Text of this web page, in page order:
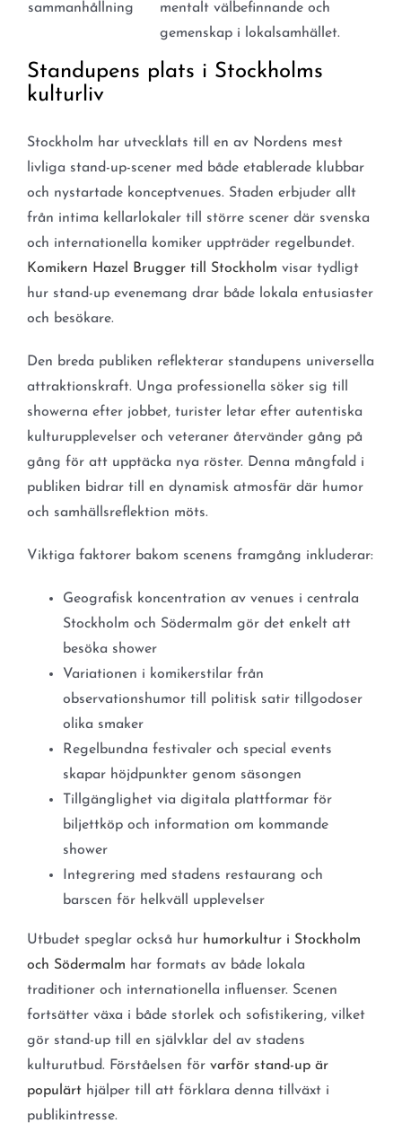
sammanhållning
mentalt välbefinnande och
gemenskap i lokalsamhället.
Standupens plats i Stockholms
kulturliv
Stockholm har utvecklats till en av Nordens mest
livliga stand-up-scener med både etablerade klubbar
och nystartade konceptvenues. Staden erbjuder allt
från intima kellarlokaler till större scener där svenska
och internationella komiker uppträder regelbundet.
Komikern Hazel Brugger till Stockholm visar tydligt
hur stand-up evenemang drar både lokala entusiaster
och besökare.
Den breda publiken reflekterar standupens universella
attraktionskraft. Unga professionella söker sig till
showerna efter jobbet, turister letar efter autentiska
kulturupplevelser och veteraner återvänder gång på
gång för att upptäcka nya röster. Denna mångfald i
publiken bidrar till en dynamisk atmosfär där humor
och samhällsreflektion möts.
Viktiga faktorer bakom scenens framgång inkluderar:
Geografisk koncentration av venues i centrala
Stockholm och Södermalm gör det enkelt att
besöka shower
Variationen i komikerstilar från
observationshumor till politisk satir tillgodoser
olika smaker
Regelbundna festivaler och special events
skapar höjdpunkter genom säsongen
Tillgänglighet via digitala plattformar för
biljettköp och information om kommande
shower
Integrering med stadens restaurang och
barscen för helkväll upplevelser
Utbudet speglar också hur humorkultur i Stockholm
och Södermalm har formats av både lokala
traditioner och internationella influenser. Scenen
fortsätter växa i både storlek och sofistikering, vilket
gör stand-up till en självklar del av stadens
kulturutbud. Förståelsen för varför stand-up är
populärthjälper till att förklara denna tillväxt i
publikintresse.